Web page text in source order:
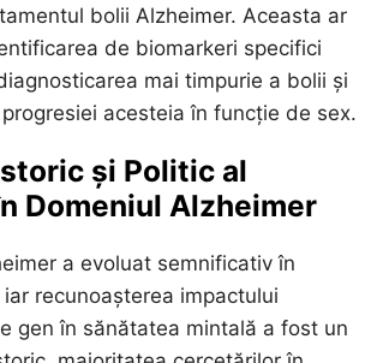
bolii Alzheimer. Aceasta ar
de biomarkeri specifici
mai timpurie a bolii și
acesteia în funcție de sex.
și Politic al
Domeniul Alzheimer
a evoluat semnificativ în
recunoașterea impactului
gen în sănătatea mintală a fost un